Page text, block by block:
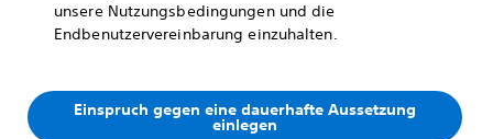
unsere Nutzungsbedingungen und die
Endbenutzervereinbarung einzuhalten.
Einspruch gegen eine dauerhafte Aussetzung
einlegen